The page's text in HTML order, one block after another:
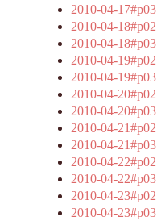
2010-04-17#p03
2010-04-18#p02
2010-04-18#p03
2010-04-19#p02
2010-04-19#p03
2010-04-20#p02
2010-04-20#p03
2010-04-21#p02
2010-04-21#p03
2010-04-22#p02
2010-04-22#p03
2010-04-23#p02
2010-04-23#p03